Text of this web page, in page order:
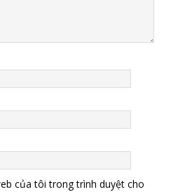
của tôi trong trình duyệt cho